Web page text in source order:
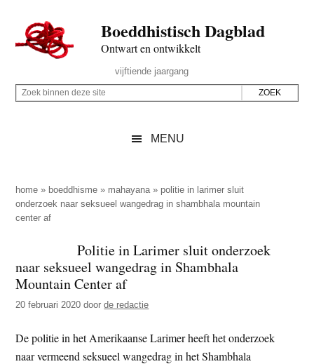
naar
de
inhoud
secondary
naar
de
sidebar
naar
de
Boeddhistisch Dagblad
Ontwart en ontwikkelt
Rechts
vijftiende jaargang
Z
p
d
e
s
i
t
e
Z
i
n
n
d
e
z
MENU
home » boeddhisme » mahayana » politie in larimer sluit
onderzoek naar seksueel wangedrag in shambhala mountain
center af
Politie in Larimer sluit onderzoek
naar seksueel wangedrag in Shambhala
Mountain Center af
20 februari 2020 doorde redactie
De politie in het Amerikaanse Larimer heeft het onderzoek
naar vermeend seksueel wangedrag in het Shambhala